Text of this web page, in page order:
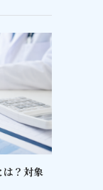
は？対象